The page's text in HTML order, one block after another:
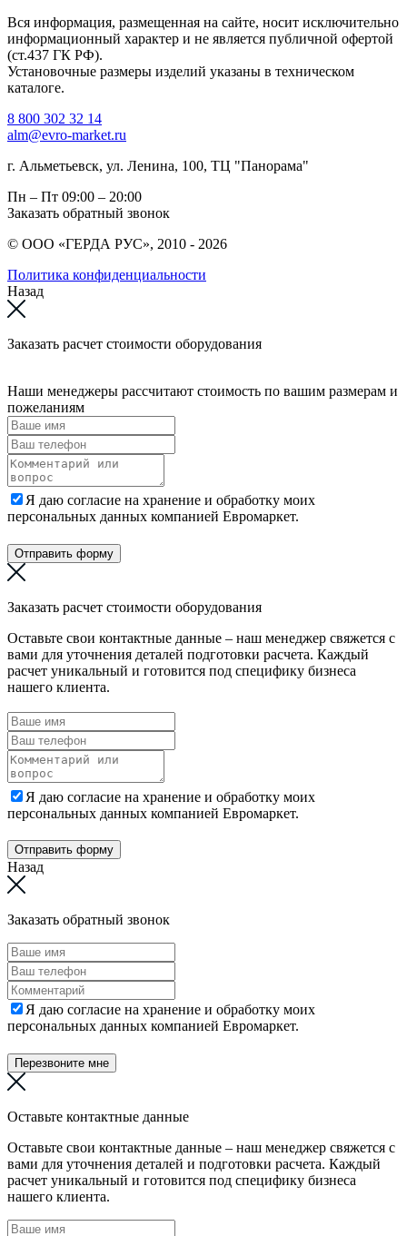
Вся информация, размещенная на сайте, носит исключительно
информационный характер и не является публичной офертой
(ст.437 ГК РФ).
Установочные размеры изделий указаны в техническом
каталоге.
8 800 302 32 14
alm@evro-market.ru
г. Альметьевск, ул. Ленина, 100, ТЦ "Панорама"
Пн – Пт 09:00 – 20:00
Заказать обратный звонок
© ООО «ГЕРДА РУС», 2010 - 2026
Политика конфиденциальности
Назад
Заказать расчет стоимости оборудования
Наши менеджеры рассчитают стоимость по вашим размерам и
пожеланиям
Я даю согласие на хранение и обработку моих
персональных данных компанией Евромаркет.
Отправить форму
Заказать расчет стоимости оборудования
Оставьте свои контактные данные – наш менеджер свяжется с
вами для уточнения деталей подготовки расчета. Каждый
расчет уникальный и готовится под специфику бизнеса
нашего клиента.
Я даю согласие на хранение и обработку моих
персональных данных компанией Евромаркет.
Отправить форму
Назад
Заказать обратный звонок
Я даю согласие на хранение и обработку моих
персональных данных компанией Евромаркет.
Перезвоните мне
Оставьте контактные данные
Оставьте свои контактные данные – наш менеджер свяжется с
вами для уточнения деталей и подготовки расчета. Каждый
расчет уникальный и готовится под специфику бизнеса
нашего клиента.